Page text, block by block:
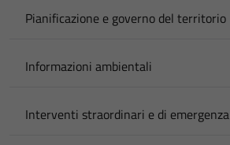
Pianificazione e governo del territorio
Informazioni ambientali
Interventi straordinari e di emergenza